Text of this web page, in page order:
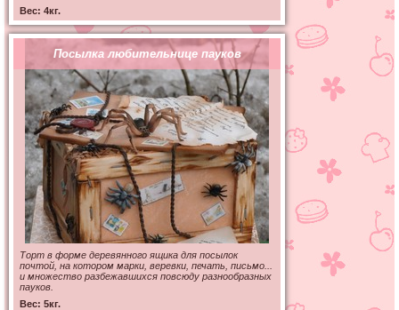
Вес: 4кг.
Посылка любительнице пауков
Торт в форме деревянного ящика для посылок
почтой, на котором марки, веревки, печать, письмо...
и множество разбежавшихся повсюду разнообразных
пауков.
Вес: 5кг.